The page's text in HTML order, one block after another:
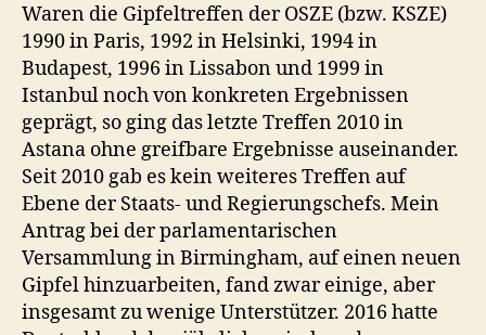
Waren die Gipfeltreffen der OSZE (bzw. KSZE)
1990 in Paris, 1992 in Helsinki, 1994 in
Budapest, 1996 in Lissabon und 1999 in
Istanbul noch von konkreten Ergebnissen
geprägt, so ging das letzte Treffen 2010 in
Astana ohne greifbare Ergebnisse auseinander.
Seit 2010 gab es kein weiteres Treffen auf
Ebene der Staats- und Regierungschefs. Mein
Antrag bei der parlamentarischen
Versammlung in Birmingham, auf einen neuen
Gipfel hinzuarbeiten, fand zwar einige, aber
insgesamt zu wenige Unterstützer. 2016 hatte